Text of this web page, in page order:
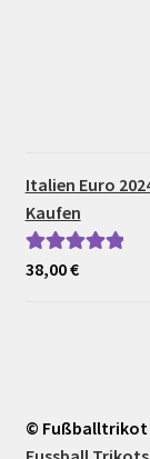
Italien Euro
Kaufen
Bewertet mit
38,00€
© Fußballtrikot